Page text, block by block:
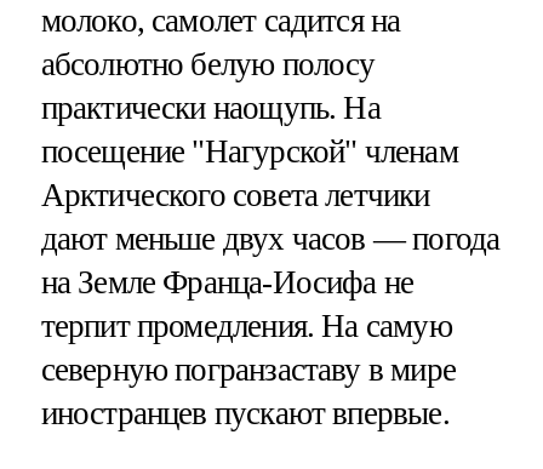
молоко, самолет садится на
абсолютно белую полосу
практически наощупь. На
посещение "Нагурской" членам
Арктического совета летчики
дают меньше двух часов — погода
на Земле Франца-Иосифа не
терпит промедления. На самую
северную погранзаставу в мире
иностранцев пускают впервые.